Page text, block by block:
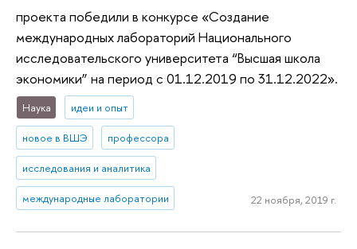
проекта победили в конкурсе «Создание
международных лабораторий Национального
исследовательского университета “Высшая школа
экономики” на период с 01.12.2019 по 31.12.2022».
Наука идеи и опыт
новое в ВШЭ профессора
исследования и аналитика
международные лаборатории 22 ноября, 2019 г.